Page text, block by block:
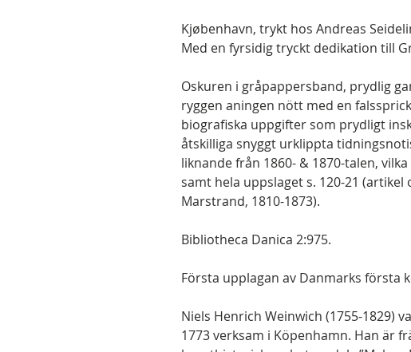
Kjøbenhavn, trykt hos Andreas
Med en fyrsidig tryckt dedikation till
Oskuren i gråpappersband, prydlig
ryggen aningen nött med en
biografiska uppgifter som prydligt
åtskilliga snyggt urklippta
liknande från 1860- & 1870-talen,
samt hela uppslaget s. 120-21 (artikel
Marstrand, 1810-1873).
Bibliotheca Danica 2:975.
Första upplagan av Danmarks första
Niels Henrich Weinwich (1755-1829)
1773 verksam i Köpenhamn. Han är